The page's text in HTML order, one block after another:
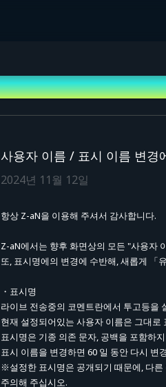
사용자 이름 / 표시 이름 변경
2024년 11월 12일
항상 Z-aN을 이용해 주셔서 감사합니다.
Z-aN에서는 향후 화면상의 모든 "사용자
또, 표시명에의 변경에 수반해, 새롭게 「
・표시명
라이브 전송중의 코멘트란에서 투고등을
현재 설정되어있는 사용자 이름은 그대로
표시명은 기종 의존 문자, 공백을 포함하
표시 이름을 변경하면 60 일 동안 다시 변
※설정한 표시명은 공개되기 때문에, 다
주의해 주십시오.